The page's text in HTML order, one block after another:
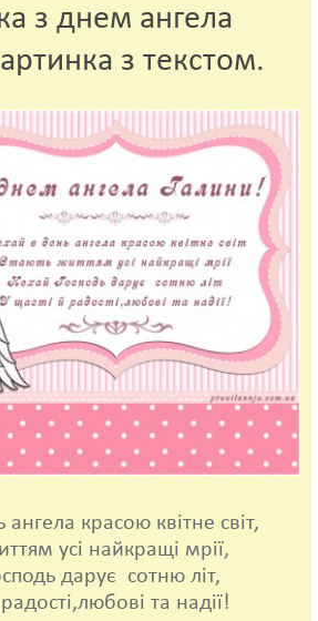
з днем ангела
з текстом.
красою квітне світ,
усі найкращі мрії,
дарує сотню літ,
та надії!